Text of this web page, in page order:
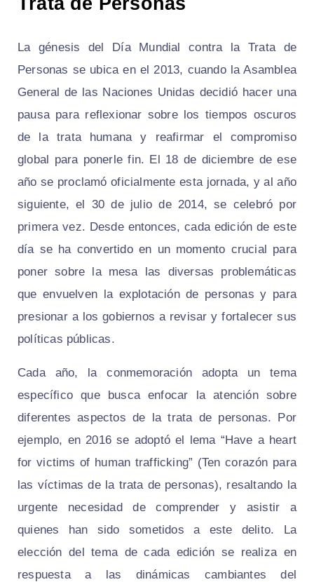
La génesis del Día Mundial contra la Trata de
Personas se ubica en el 2013, cuando la Asamblea
General de las Naciones Unidas decidió hacer una
pausa para reflexionar sobre los tiempos oscuros
de la trata humana y reafirmar el compromiso
global para ponerle fin. El 18 de diciembre de ese
año se proclamó oficialmente esta jornada, y al año
siguiente, el 30 de julio de 2014, se celebró por
primera vez. Desde entonces, cada edición de este
día se ha convertido en un momento crucial para
poner sobre la mesa las diversas problemáticas
que envuelven la explotación de personas y para
presionar a los gobiernos a revisar y fortalecer sus
políticas públicas.
Cada año, la conmemoración adopta un tema
específico que busca enfocar la atención sobre
diferentes aspectos de la trata de personas. Por
ejemplo, en 2016 se adoptó el lema “Have a heart
for victims of human trafficking” (Ten corazón para
las víctimas de la trata de personas), resaltando la
urgente necesidad de comprender y asistir a
quienes han sido sometidos a este delito. La
elección del tema de cada edición se realiza en
respuesta a las dinámicas cambiantes del